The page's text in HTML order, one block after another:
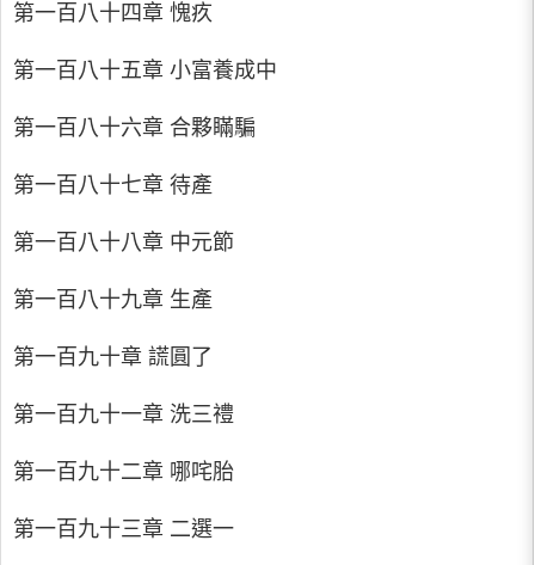
第一百八十四章 愧疚
第一百八十五章 小富養成中
第一百八十六章 合夥瞞騙
第一百八十七章 待產
第一百八十八章 中元節
第一百八十九章 生產
第一百九十章 謊圓了
第一百九十一章 洗三禮
第一百九十二章 哪咤胎
第一百九十三章 二選一